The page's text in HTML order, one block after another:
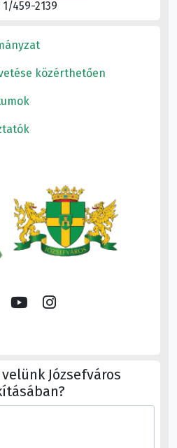
1/459-2139
közérthetően
Józsefváros